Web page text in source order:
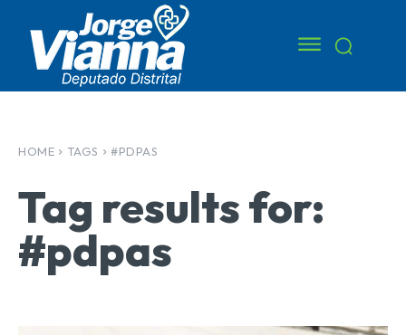
HOME TAGS #PDPAS
Tag results for:
#pdpas